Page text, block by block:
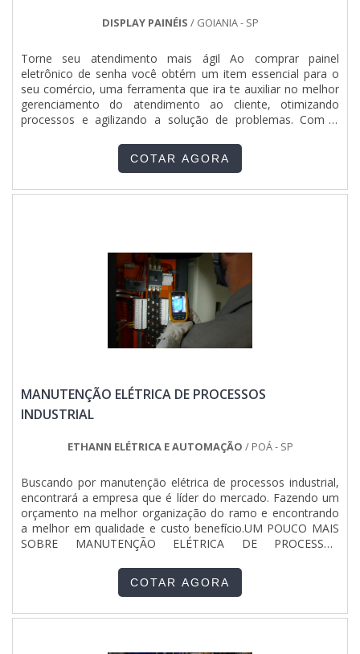
DISPLAY PAINÉIS / GOIANIA - SP
Torne seu atendimento mais ágil Ao comprar painel
eletrônico de senha você obtém um item essencial para o
seu comércio, uma ferramenta que ira te auxiliar no melhor
gerenciamento do atendimento ao cliente, otimizando
processos e agilizando a solução de problemas. Com o
desta forma fideliza-se o cliente através de atendimento
rápido e ordenado. Principais benefícios do painel - Ag....
COTAR AGORA
MANUTENÇÃO ELÉTRICA DE PROCESSOS
INDUSTRIAL
ETHANN ELÉTRICA E AUTOMAÇÃO / POÁ - SP
Buscando por manutenção elétrica de processos industrial,
encontrará a empresa que é líder do mercado. Fazendo um
orçamento na melhor organização do ramo e encontrando
a melhor em qualidade e custo benefício.UM POUCO MAIS
SOBRE MANUTENÇÃO ELÉTRICA DE PROCESSOS
processos industriais em uma empresa comprometida com
os serviços, chega até a ETHANN Elétrica e Automação. A
industrial, visando sempre a qualidade final para a fidelização
processos industrial, na essência da empresa, a mesma
COTAR AGORA